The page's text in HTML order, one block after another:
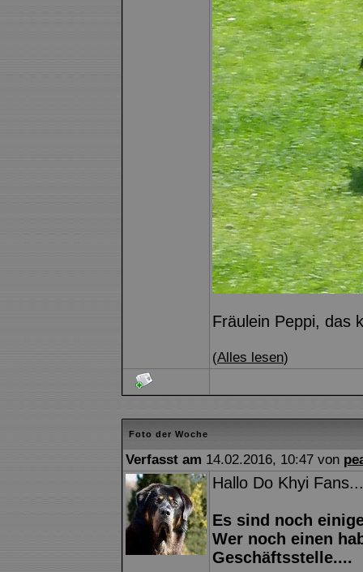
Fräulein Peppi, das
(Alles lesen)
Foto der Woche
Verfasst am 14.02.2016, 10:47 von
Hallo Do Khyi Fans...
Es sind noch
Wer noch einen
Geschäftsstelle....